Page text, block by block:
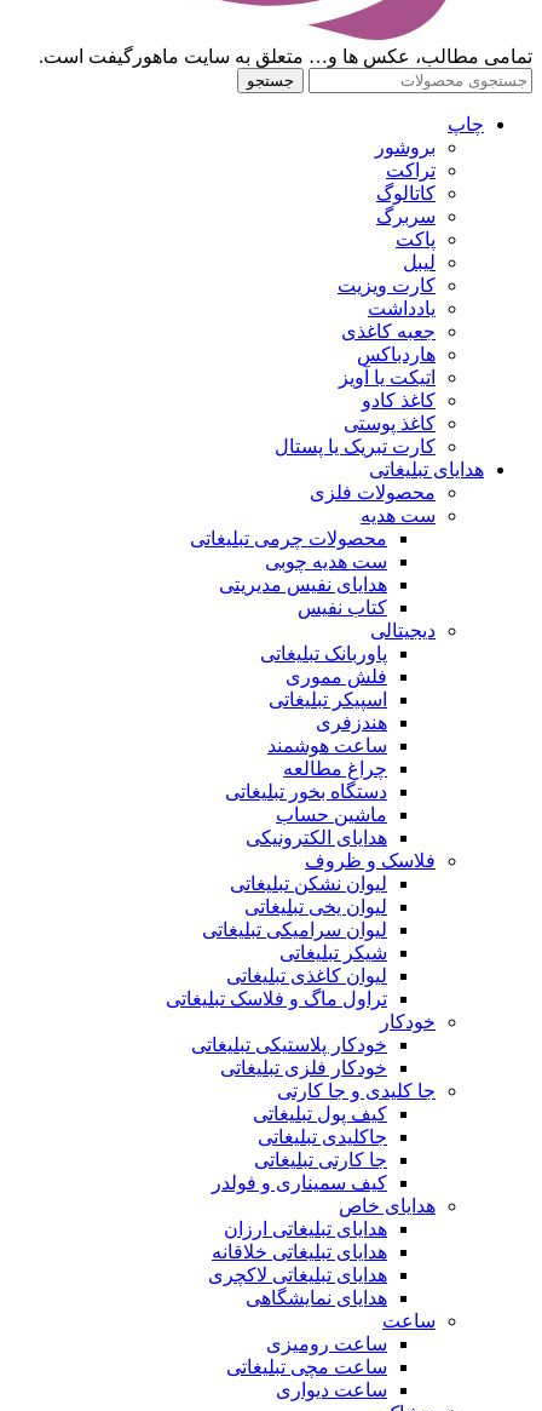
تمامی مطالب، عکس ها و… متعلق به سایت ماهورگیفت است.
جستجو
چاپ
بروشور
تراکت
کاتالوگ
سربرگ
پاکت
لیبل
کارت ویزیت
یادداشت
جعبه کاغذی
هاردباکس
اتیکت یا آویز
کاغذ کادو
کاغذ پوستی
کارت تبریک یا پستال
هدایای تبلیغاتی
محصولات فلزی
ست هدیه
محصولات چرمی تبلیغاتی
ست هدیه چوبی
هدایای نفیس مدیریتی
کتاب نفیس
دیجیتالی
پاوربانک تبلیغاتی
فلش مموری
اسپیکر تبلیغاتی
هندزفری
ساعت هوشمند
چراغ مطالعه
دستگاه بخور تبلیغاتی
ماشین حساب
هدایای الکترونیکی
فلاسک و ظروف
لیوان نشکن تبلیغاتی
لیوان یخی تبلیغاتی
لیوان سرامیکی تبلیغاتی
شیکر تبلیغاتی
لیوان کاغذی تبلیغاتی
تراول ماگ و فلاسک تبلیغاتی
خودکار
خودکار پلاستیکی تبلیغاتی
خودکار فلزی تبلیغاتی
جا کلیدی و جا کارتی
کیف پول تبلیغاتی
جاکلیدی تبلیغاتی
جا کارتی تبلیغاتی
کیف سمیناری و فولدر
هدایای خاص
هدایای تبلیغاتی ارزان
هدایای تبلیغاتی خلاقانه
هدایای تبلیغاتی لاکچری
هدایای نمایشگاهی
ساعت
ساعت رومیزی
ساعت مچی تبلیغاتی
ساعت دیواری